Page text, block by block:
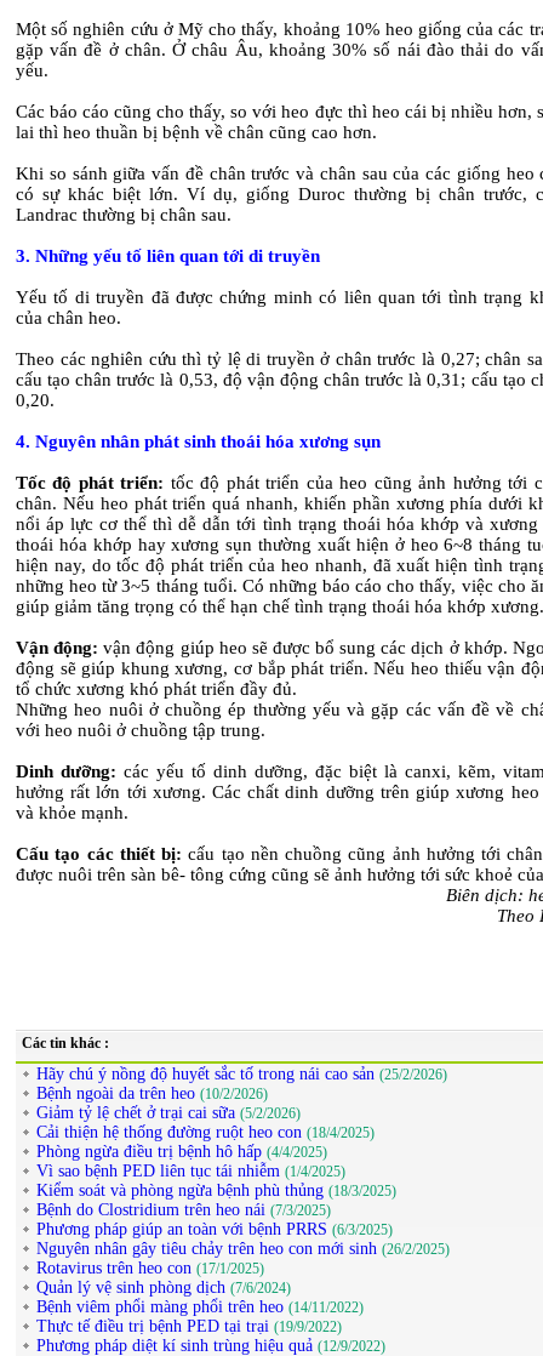
Một số nghiên cứu ở Mỹ cho thấy, khoảng 10% heo giống của các
gặp vấn đề ở chân. Ở châu Âu, khoảng 30% số nái đào thải do
yếu.
Các báo cáo cũng cho thấy, so với heo đực thì heo cái bị nhiều hơn,
lai thì heo thuần bị bệnh về chân cũng cao hơn.
Khi so sánh giữa vấn đề chân trước và chân sau của các giống heo
có sự khác biệt lớn. Ví dụ, giống Duroc thường bị chân trước,
Landrac thường bị chân sau.
3. Những yếu tố liên quan tới di truyền
Yếu tố di truyền đã được chứng minh có liên quan tới tình trạng
của chân heo.
Theo các nghiên cứu thì tỷ lệ di truyền ở chân trước là 0,27; chân
cấu tạo chân trước là 0,53, độ vận động chân trước là 0,31; cấu tạo
0,20.
4. Nguyên nhân phát sinh thoái hóa xương sụn
Tốc độ phát triển: tốc độ phát triển của heo cũng ảnh hưởng tới
chân. Nếu heo phát triển quá nhanh, khiến phần xương phía dưới
nổi áp lực cơ thể thì dễ dẫn tới tình trạng thoái hóa khớp và xương
thoái hóa khớp hay xương sụn thường xuất hiện ở heo 6~8 tháng
hiện nay, do tốc độ phát triển của heo nhanh, đã xuất hiện tình
những heo từ 3~5 tháng tuổi. Có những báo cáo cho thấy, việc cho
giúp giảm tăng trọng có thể hạn chế tình trạng thoái hóa khớp xương.
Vận động:vận động giúp heo sẽ được bổ sung các dịch ở khớp.
động sẽ giúp khung xương, cơ bắp phát triển. Nếu heo thiếu vận
tổ chức xương khó phát triển đầy đủ.
Những heo nuôi ở chuồng ép thường yếu và gặp các vấn đề về
với heo nuôi ở chuồng tập trung.
Dinh dưỡng: các yếu tố dinh dưỡng, đặc biệt là canxi, kẽm,
hưởng rất lớn tới xương. Các chất dinh dưỡng trên giúp xương heo
và khỏe mạnh.
Cấu tạo các thiết bị:cấu tạo nền chuồng cũng ảnh hưởng tới
được nuôi trên sàn bê- tông cứng cũng sẽ ảnh hưởng tới sức khoẻ
Biên dịch:
Theo
Các tin khác :
Hãy chú ý nồng độ huyết sắc tố trong nái cao sản (25/2/2026)
Bệnh ngoài da trên heo (10/2/2026)
Giảm tỷ lệ chết ở trại cai sữa (5/2/2026)
Cải thiện hệ thống đường ruột heo con (18/4/2025)
Phòng ngừa điều trị bệnh hô hấp (4/4/2025)
Vì sao bệnh PED liên tục tái nhiễm (1/4/2025)
Kiểm soát và phòng ngừa bệnh phù thủng (18/3/2025)
Bệnh do Clostridium trên heo nái (7/3/2025)
Phương pháp giúp an toàn với bệnh PRRS (6/3/2025)
Nguyên nhân gây tiêu chảy trên heo con mới sinh (26/2/2025)
Rotavirus trên heo con (17/1/2025)
Quản lý vệ sinh phòng dịch (7/6/2024)
Bệnh viêm phổi màng phổi trên heo (14/11/2022)
Thực tế điều trị bệnh PED tại trại (19/9/2022)
Phương pháp diệt kí sinh trùng hiệu quả (12/9/2022)